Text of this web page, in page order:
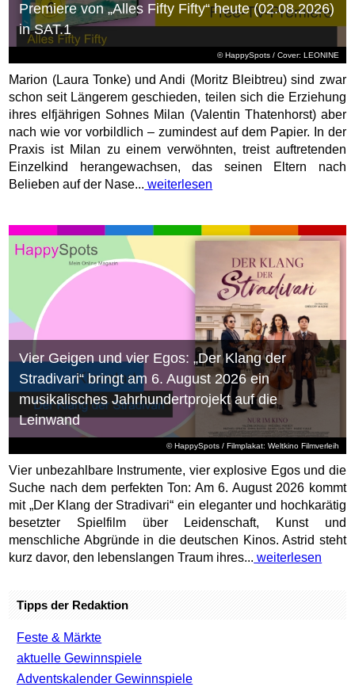
© HappySpots / Cover: LEONINE
Premiere von „Alles Fifty Fifty“ heute (02.08.2026)
in SAT.1
Marion (Laura Tonke) und Andi (Moritz Bleibtreu) sind zwar
schon seit Längerem geschieden, teilen sich die Erziehung
ihres elfjährigen Sohnes Milan (Valentin Thatenhorst) aber
nach wie vor vorbildlich – zumindest auf dem Papier. In der
Praxis ist Milan zu einem verwöhnten, treist auftretenden
Einzelkind herangewachsen, das seinen Eltern nach
Belieben auf der Nase... weiterlesen
© HappySpots / Filmplakat: Weltkino Filmverleih
Vier Geigen und vier Egos: „Der Klang der
Stradivari“ bringt am 6. August 2026 ein
musikalisches Jahrhundertprojekt auf die
Leinwand
Vier unbezahlbare Instrumente, vier explosive Egos und die
Suche nach dem perfekten Ton: Am 6. August 2026 kommt
mit „Der Klang der Stradivari“ ein eleganter und hochkarätig
besetzter Spielfilm über Leidenschaft, Kunst und
menschliche Abgründe in die deutschen Kinos. Astrid steht
kurz davor, den lebenslangen Traum ihres... weiterlesen
Tipps der Redaktion
Feste & Märkte
aktuelle Gewinnspiele
Adventskalender Gewinnspiele